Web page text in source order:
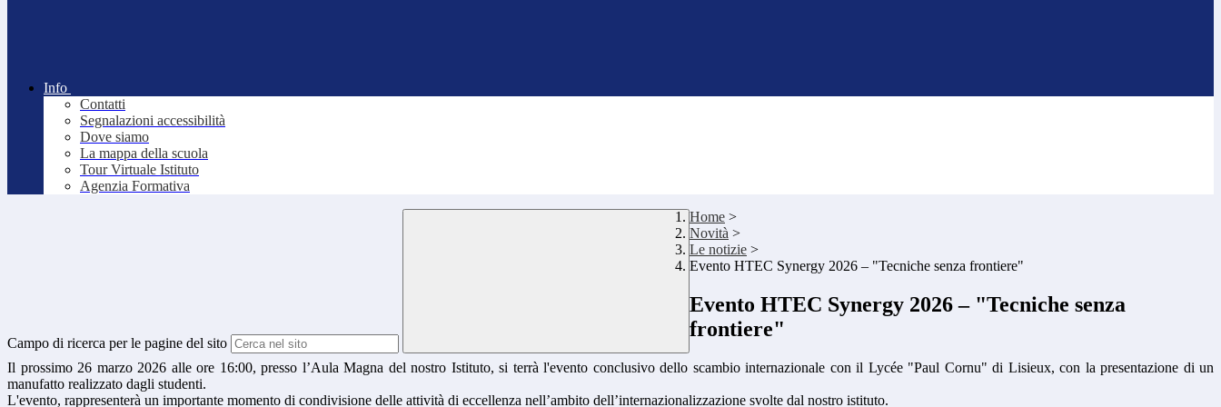
Info
Contatti
Segnalazioni accessibilità
Dove siamo
La mappa della scuola
Tour Virtuale Istituto
Agenzia Formativa
Campo di ricerca per le pagine del sito
Home >
Novità >
Le notizie >
Evento HTEC Synergy 2026 – "Tecniche senza frontiere"
Evento HTEC Synergy 2026 – "Tecniche senza
frontiere"
Il prossimo 26 marzo 2026 alle ore 16:00, presso l’Aula Magna del nostro Istituto, si terrà l'evento conclusivo dello scambio internazionale con il Lycée "Paul Cornu" di Lisieux, con la presentazione di un
manufatto realizzato dagli studenti.
L'evento, rappresenterà un importante momento di condivisione delle attività di eccellenza nell’ambito dell’internazionalizzazione svolte dal nostro istituto.